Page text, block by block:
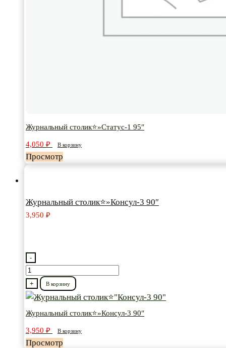
Журнальный столик⭐»Статус-1 95″
4,050 ₽ В корзину
Просмотр
Журнальный столик⭐»Консул-3 90″
3,950 ₽
-
Количество
товара
Журнальный
90"
+ В корзину
Журнальный столик⭐»Консул-3 90″
3,950 ₽ В корзину
Просмотр